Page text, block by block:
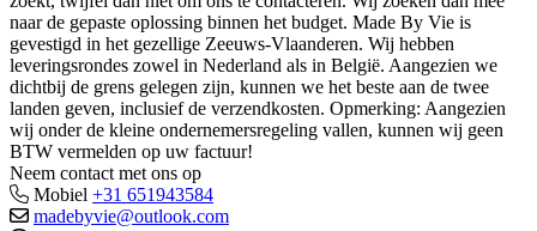
naar de gepaste oplossing binnen het budget. Made By Vie is
gevestigd in het gezellige Zeeuws-Vlaanderen. Wij hebben
leveringsrondes zowel in Nederland als in België. Aangezien we
dichtbij de grens gelegen zijn, kunnen we het beste aan de twee
landen geven, inclusief de verzendkosten. Opmerking: Aangezien
wij onder de kleine ondernemersregeling vallen, kunnen wij geen
BTW vermelden op uw factuur!
Neem contact met ons op
Mobiel +31 651943584
madebyvie@outlook.com